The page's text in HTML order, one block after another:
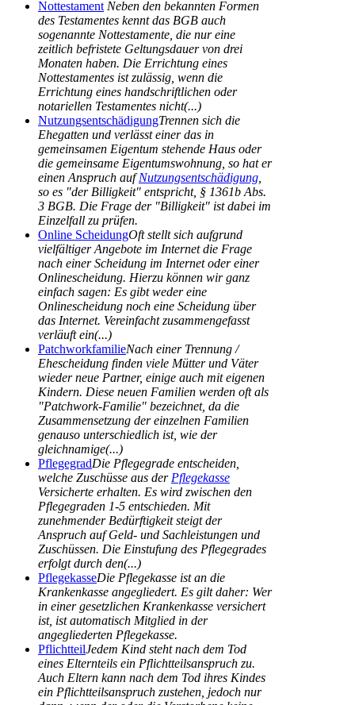
Nottestament Neben den bekannten Formen
des Testamentes kennt das BGB auch
sogenannte Nottestamente, die nur eine
zeitlich befristete Geltungsdauer von drei
Monaten haben. Die Errichtung eines
Nottestamentes ist zulässig, wenn die
Errichtung eines handschriftlichen oder
notariellen Testamentes nicht(...)
NutzungsentschädigungTrennen sich die
Ehegatten und verlässt einer das in
gemeinsamen Eigentum stehende Haus oder
die gemeinsame Eigentumswohnung, so hat er
einen Anspruch aufNutzungsentschädigung
so es "der Billigkeit" entspricht, § 1361b Abs.
3 BGB. Die Frage der "Billigkeit" ist dabei im
Einzelfall zu prüfen.
Online ScheidungOft stellt sich aufgrund
vielfältiger Angebote im Internet die Frage
nach einer Scheidung im Internet oder einer
Onlinescheidung. Hierzu können wir ganz
einfach sagen: Es gibt weder eine
Onlinescheidung noch eine Scheidung über
das Internet. Vereinfacht zusammengefasst
verläuft ein(...)
PatchworkfamilieNach einer Trennung /
Ehescheidung finden viele Mütter und Väter
wieder neue Partner, einige auch mit eigenen
Kindern. Diese neuen Familien werden oft als
"Patchwork-Familie" bezeichnet, da die
Zusammensetzung der einzelnen Familien
genauso unterschiedlich ist, wie der
gleichnamige(...)
PflegegradDie Pflegegrade entscheiden,
welche Zuschüsse aus der Pflegekasse
Versicherte erhalten. Es wird zwischen den
Pflegegraden 1-5 entschieden. Mit
zunehmender Bedürftigkeit steigt der
Anspruch auf Geld- und Sachleistungen und
Zuschüssen. Die Einstufung des Pflegegrades
erfolgt durch den(...)
PflegekasseDie Pflegekasse ist an die
Krankenkasse angegliedert. Es gilt daher: Wer
in einer gesetzlichen Krankenkasse versichert
ist, ist automatisch Mitglied in der
angegliederten Pflegekasse.
PflichtteilJedem Kind steht nach dem Tod
eines Elternteils ein Pflichtteilsanspruch zu.
Auch Eltern kann nach dem Tod ihres Kindes
ein Pflichtteilsanspruch zustehen, jedoch nur